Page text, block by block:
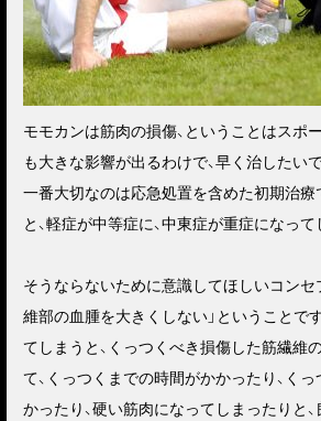
モモカンは筋肉の損傷、ということはスポ
も大きな影響が出るわけで、早く治したい
一番大切なのは応急処置を含めた初期治療
と、軽症が中等症に、中東症が重症になって
そうならないために意識してほしいコンセ
維部の血腫を大きくしない」 ということです
てしまうと、くっつくべき損傷した筋繊維
て、くっつくまでの時間がかかったり、く
かったり、硬い筋肉になってしまったりと